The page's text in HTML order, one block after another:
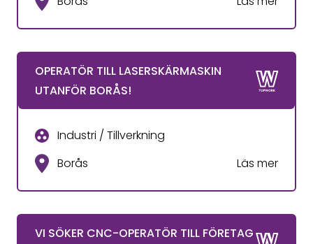
OPERATÖR TILL LASERSKÄRMASKIN
UTANFÖR BORÅS!
Industri / Tillverkning
Borås
Läs mer
VI SÖKER CNC-OPERATÖR TILL FÖRETAG